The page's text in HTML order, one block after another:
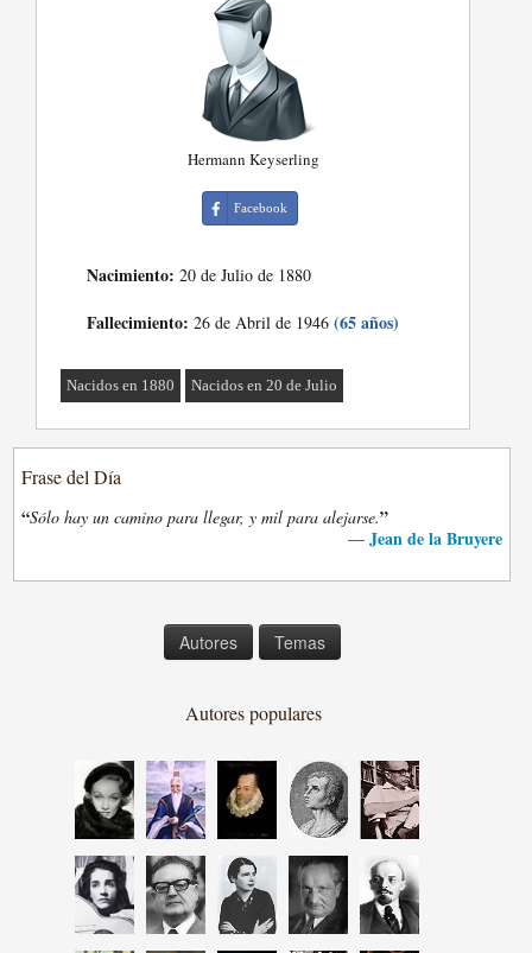
Hermann Keyserling
Facebook
Nacimiento: 20 de Julio de 1880
Fallecimiento: 26 de Abril de 1946(65 años)
Nacidos en 1880 Nacidos en 20 de Julio
Frase del Día
“Sólo hay un camino para llegar, y mil para alejarse.”
— Jean de la Bruyere
Autores Temas
Autores populares